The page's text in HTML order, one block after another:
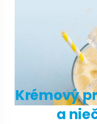
Krémový
a